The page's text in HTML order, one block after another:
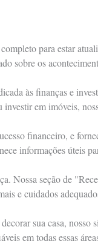
para estar
sobre os
às finanças e
investir em imóveis,
financeiro, e
informações úteis
Nossa seção de
e cuidados
sua casa,
em todas essas